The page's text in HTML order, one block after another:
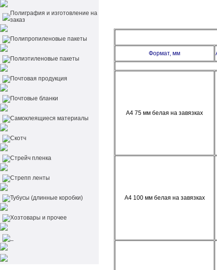
Полиграфия и изготовление на
заказ
Полипропиленовые пакеты
Полиэтиленовые пакеты
Почтовая продукция
Почтовые бланки
Самоклеящиеся материалы
Скотч
Стрейч пленка
Стрепп ленты
Тубусы (длинные коробки)
Хозтовары и прочее
Формат, мм
А4 75 мм белая на завязках
А4 100 мм белая на завязках